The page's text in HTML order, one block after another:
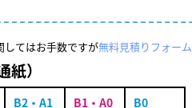
してはお手数ですが無料見積りフォーム
）
B2・A1 B1・A0 B0